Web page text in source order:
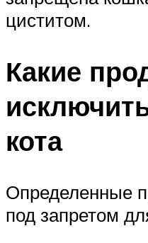
циститом.
Какие
кота
Определенные
под запретом